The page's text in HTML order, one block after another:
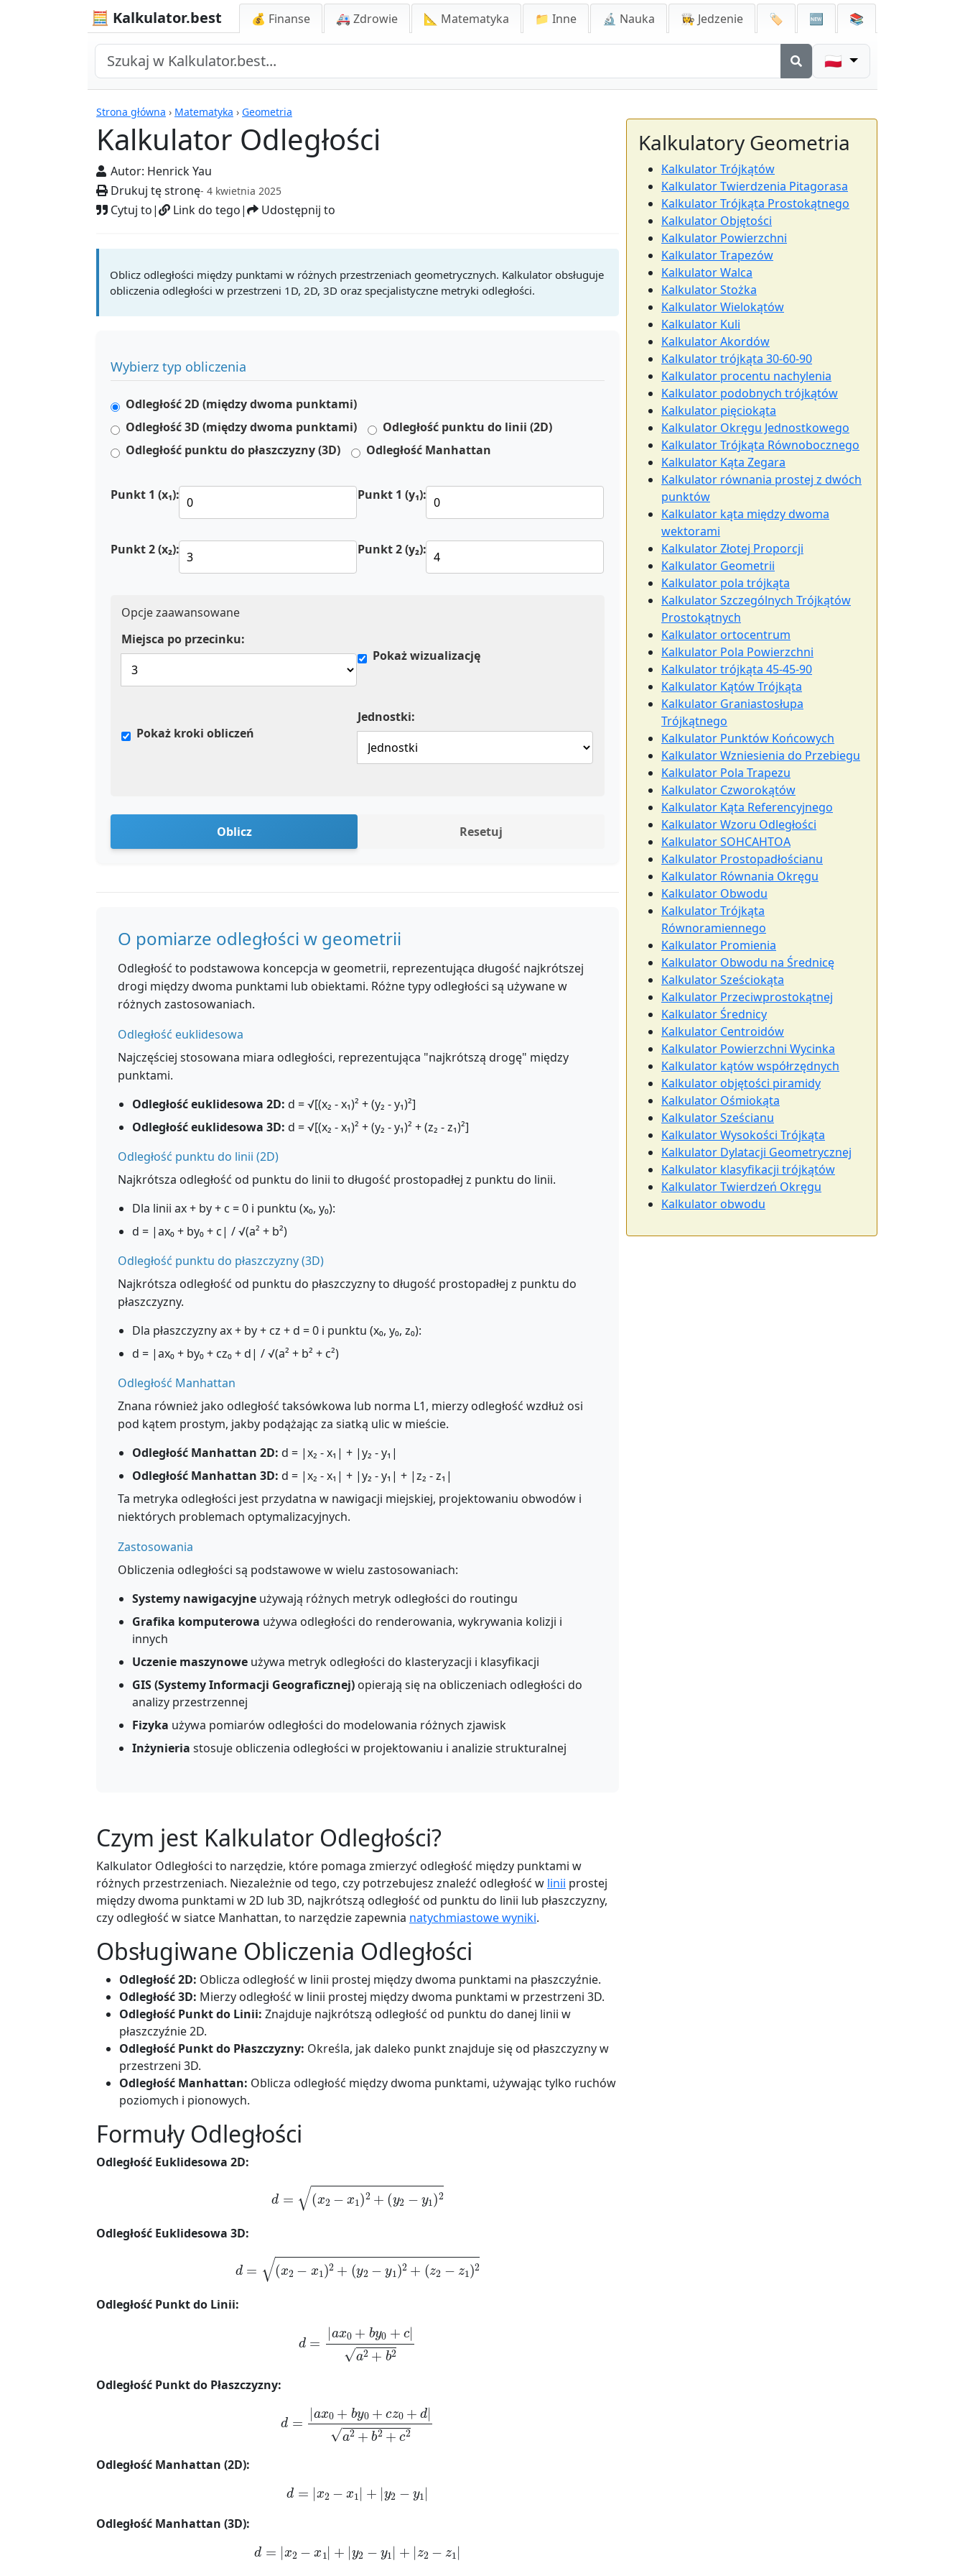
🧮 Kalkulator.best 💰 Finanse 🚑 Zdrowie 📐 Matematyka 📁 Inne 🔬 Nauka 👩‍🍳 Jedzenie 🏷️ 🆕 📚
🇵🇱
Strona główna › Matematyka › Geometria
Kalkulator Odległości
Autor: Henrick Yau
Drukuj tę stronę- 4 kwietnia 2025
Cytuj to| Link do tego| Udostępnij to
Kalkulatory
Oblicz odległości między punktami w różnych przestrzeniach geometrycznych. Kalkulator obsługuje
obliczenia odległości w przestrzeni 1D, 2D, 3D oraz specjalistyczne metryki odległości.
Wybierz typ obliczenia
Odległość 2D (między dwoma punktami)
Odległość 3D (między dwoma punktami)
Odległość punktu do linii (2D)
Odległość punktu do płaszczyzny (3D)
Odległość Manhattan
Punkt 1 (x₁): Punkt 1 (y₁):
Punkt 2 (x₂): Punkt 2 (y₂):
Opcje zaawansowane
Miejsca po przecinku:
Pokaż wizualizację
Pokaż kroki obliczeń
Jednostki:
Oblicz Resetuj
O pomiarze odległości w geometrii
Odległość to podstawowa koncepcja w geometrii, reprezentująca długość najkrótszej
drogi między dwoma punktami lub obiektami. Różne typy odległości są używane w
różnych zastosowaniach.
Odległość euklidesowa
Najczęściej stosowana miara odległości, reprezentująca "najkrótszą drogę" między
punktami.
Odległość euklidesowa 2D: d = √[(x₂ - x₁)² + (y₂ - y₁)²]
Odległość euklidesowa 3D: d = √[(x₂ - x₁)² + (y₂ - y₁)² + (z₂ - z₁)²]
Odległość punktu do linii (2D)
Najkrótsza odległość od punktu do linii to długość prostopadłej z punktu do linii.
Dla linii ax + by + c = 0 i punktu (x₀, y₀):
d = |ax₀ + by₀ + c| / √(a² + b²)
Odległość punktu do płaszczyzny (3D)
Najkrótsza odległość od punktu do płaszczyzny to długość prostopadłej z punktu do
płaszczyzny.
Dla płaszczyzny ax + by + cz + d = 0 i punktu (x₀, y₀, z₀):
d = |ax₀ + by₀ + cz₀ + d| / √(a² + b² + c²)
Odległość Manhattan
Znana również jako odległość taksówkowa lub norma L1, mierzy odległość wzdłuż osi
pod kątem prostym, jakby podążając za siatką ulic w mieście.
Odległość Manhattan 2D: d = |x₂ - x₁| + |y₂ - y₁|
Odległość Manhattan 3D: d = |x₂ - x₁| + |y₂ - y₁| + |z₂ - z₁|
Ta metryka odległości jest przydatna w nawigacji miejskiej, projektowaniu obwodów i
niektórych problemach optymalizacyjnych.
Zastosowania
Obliczenia odległości są podstawowe w wielu zastosowaniach:
Systemy nawigacyjne używają różnych metryk odległości do routingu
Grafika komputerowa używa odległości do renderowania, wykrywania kolizji i
innych
Uczenie maszynowe używa metryk odległości do klasteryzacji i klasyfikacji
GIS (Systemy Informacji Geograficznej) opierają się na obliczeniach odległości do
analizy przestrzennej
Fizyka używa pomiarów odległości do modelowania różnych zjawisk
Inżynieria stosuje obliczenia odległości w projektowaniu i analizie strukturalnej
Czym jest Kalkulator Odległości?
Kalkulator Odległości to narzędzie, które pomaga zmierzyć odległość między punktami w
różnych przestrzeniach. Niezależnie od tego, czy potrzebujesz znaleźć odległość w linii prostej
między dwoma punktami w 2D lub 3D, najkrótszą odległość od punktu do linii lub płaszczyzny,
czy odległość w siatce Manhattan, to narzędzie zapewnia natychmiastowe wyniki.
Obsługiwane Obliczenia Odległości
Odległość 2D: Oblicza odległość w linii prostej między dwoma punktami na płaszczyźnie.
Odległość 3D: Mierzy odległość w linii prostej między dwoma punktami w przestrzeni 3D.
Odległość Punkt do Linii: Znajduje najkrótszą odległość od punktu do danej linii w
płaszczyźnie 2D.
Odległość Punkt do Płaszczyzny: Określa, jak daleko punkt znajduje się od płaszczyzny w
przestrzeni 3D.
Odległość Manhattan: Oblicza odległość między dwoma punktami, używając tylko ruchów
poziomych i pionowych.
Formuły Odległości
Odległość Euklidesowa 2D:
(x2−x1)2+(y2−y1)2
Odległość Euklidesowa 3D:
=(x2−x1)2+(y2−y1)2+(z2−z1)2
Odległość Punkt do Linii:
0+b 0 +c| a +
Odległość Punkt do Płaszczyzny:
+by0 + cz0 d |a2 + b2
Odległość Manhattan (2D):
d |x2 1 | | y2 1|
Odległość Manhattan (3D):
d= |x2 x1 | | y2 1| | z2− 1|
Kalkulatory Geometria
Kalkulator Trójkątów
Kalkulator Twierdzenia Pitagorasa
Kalkulator Trójkąta Prostokątnego
Kalkulator Objętości
Kalkulator Powierzchni
Kalkulator Trapezów
Kalkulator Walca
Kalkulator Stożka
Kalkulator Wielokątów
Kalkulator Kuli
Kalkulator Akordów
Kalkulator trójkąta 30-60-90
Kalkulator procentu nachylenia
Kalkulator podobnych trójkątów
Kalkulator pięciokąta
Kalkulator Okręgu Jednostkowego
Kalkulator Trójkąta Równobocznego
Kalkulator Kąta Zegara
Kalkulator równania prostej z dwóch
punktów
Kalkulator kąta między dwoma
wektorami
Kalkulator Złotej Proporcji
Kalkulator Geometrii
Kalkulator pola trójkąta
Kalkulator Szczególnych Trójkątów
Prostokątnych
Kalkulator ortocentrum
Kalkulator Pola Powierzchni
Kalkulator trójkąta 45-45-90
Kalkulator Kątów Trójkąta
Kalkulator Graniastosłupa
Trójkątnego
Kalkulator Punktów Końcowych
Kalkulator Wzniesienia do Przebiegu
Kalkulator Pola Trapezu
Kalkulator Czworokątów
Kalkulator Kąta Referencyjnego
Kalkulator Wzoru Odległości
Kalkulator SOHCAHTOA
Kalkulator Prostopadłościanu
Kalkulator Równania Okręgu
Kalkulator Obwodu
Kalkulator Trójkąta
Równoramiennego
Kalkulator Promienia
Kalkulator Obwodu na Średnicę
Kalkulator Sześciokąta
Kalkulator Przeciwprostokątnej
Kalkulator Średnicy
Kalkulator Centroidów
Kalkulator Powierzchni Wycinka
Kalkulator kątów współrzędnych
Kalkulator objętości piramidy
Kalkulator Ośmiokąta
Kalkulator Sześcianu
Kalkulator Wysokości Trójkąta
Kalkulator Dylatacji Geometrycznej
Kalkulator klasyfikacji trójkątów
Kalkulator Twierdzeń Okręgu
Kalkulator obwodu